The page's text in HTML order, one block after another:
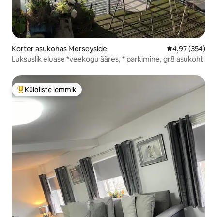
Korter asukohas Merseyside Keskmine
4,97 (354)
Luksuslik eluase *veekogu ääres, * parkimine, gr8 asukoht
Külaliste suur lemmik
Külaliste lemmik